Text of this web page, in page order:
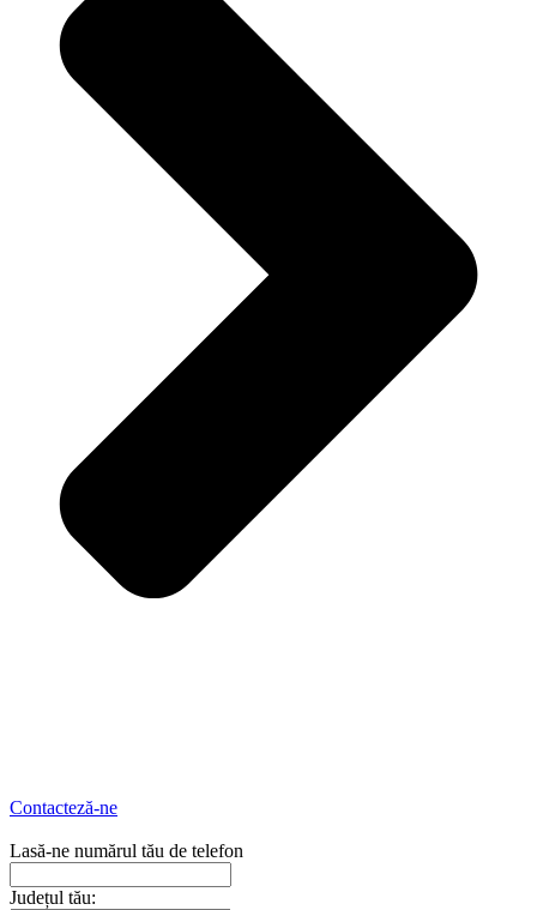
Contacteză-ne
Lasă-ne numărul tău de telefon
Județul tău: